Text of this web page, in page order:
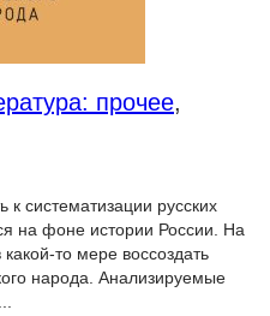
прочее,
к систематизации русских
на фоне истории России. На
то мере воссоздать
народа. Анализируемые